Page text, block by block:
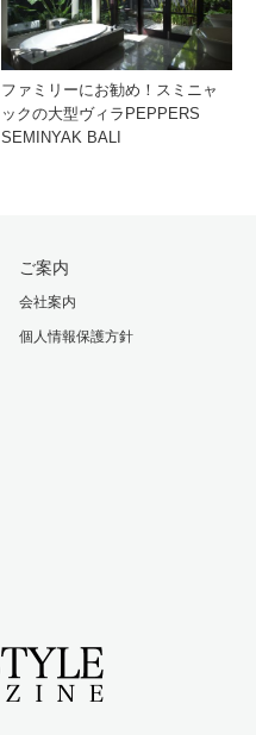
ファミリーにお勧め！スミニャ
ックの大型ヴィラPEPPERS
SEMINYAK BALI
ご案内
会社案内
個人情報保護方針